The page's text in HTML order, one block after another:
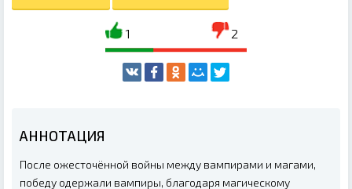
1 2
АННОТАЦИЯ
После ожесточённой войны между вампирами и магами,
победу одержали вампиры, благодаря магическому